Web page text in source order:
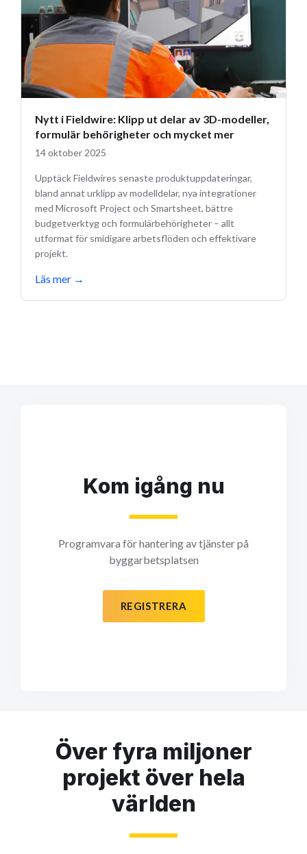
Nytt i Fieldwire: Klipp ut delar av 3D-modeller,
formulär behörigheter och mycket mer
14 oktober 2025
Upptäck Fieldwires senaste produktuppdateringar,
bland annat urklipp av modelldelar, nya integrationer
med Microsoft Project och Smartsheet, bättre
budgetverktyg och formulärbehörigheter – allt
utformat för smidigare arbetsflöden och effektivare
projekt.
Läs mer →
Kom igång nu
Programvara för hantering av tjänster på
byggarbetsplatsen
REGISTRERA
Över fyra miljoner
projekt över hela
världen